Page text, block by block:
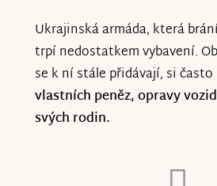
bezmocné USA.
Cherson je taky
část Chersonské oblasti
řeky. Znám tam spoustu
Ukrajinská armáda, která
trpí nedostatkem vybavení.
se k ní stále přidávají, si často
vlastních peněz, opravy
svých rodin.